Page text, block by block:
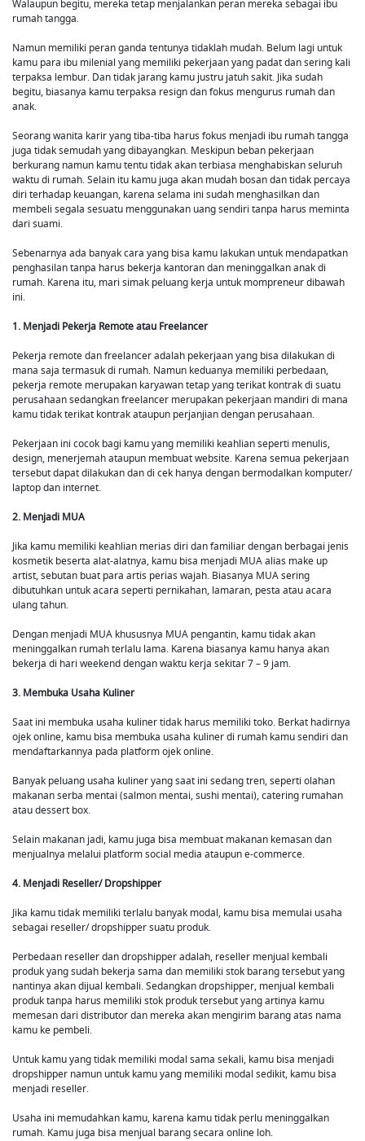
Walaupun begitu, mereka tetap menjalankan peran mereka sebagai ibu
rumah tangga.
Namun memiliki peran ganda tentunya tidaklah mudah. Belum lagi untuk
kamu para ibu milenial yang memiliki pekerjaan yang padat dan sering kali
terpaksa lembur. Dan tidak jarang kamu justru jatuh sakit. Jika sudah
begitu, biasanya kamu terpaksa resign dan fokus mengurus rumah dan
anak.
Seorang wanita karir yang tiba-tiba harus fokus menjadi ibu rumah tangga
juga tidak semudah yang dibayangkan. Meskipun beban pekerjaan
berkurang namun kamu tentu tidak akan terbiasa menghabiskan seluruh
waktu di rumah. Selain itu kamu juga akan mudah bosan dan tidak percaya
diri terhadap keuangan, karena selama ini sudah menghasilkan dan
membeli segala sesuatu menggunakan uang sendiri tanpa harus meminta
dari suami.
Sebenarnya ada banyak cara yang bisa kamu lakukan untuk mendapatkan
penghasilan tanpa harus bekerja kantoran dan meninggalkan anak di
rumah. Karena itu, mari simak peluang kerja untuk mompreneur dibawah
ini.
1. Menjadi Pekerja Remote atau Freelancer
Pekerja remote dan freelancer adalah pekerjaan yang bisa dilakukan di
mana saja termasuk di rumah. Namun keduanya memiliki perbedaan,
pekerja remote merupakan karyawan tetap yang terikat kontrak di suatu
perusahaan sedangkan freelancer merupakan pekerjaan mandiri di mana
kamu tidak terikat kontrak ataupun perjanjian dengan perusahaan.
Pekerjaan ini cocok bagi kamu yang memiliki keahlian seperti menulis,
design, menerjemah ataupun membuat website. Karena semua pekerjaan
tersebut dapat dilakukan dan di cek hanya dengan bermodalkan komputer/
laptop dan internet.
2. Menjadi MUA
Jika kamu memiliki keahlian merias diri dan familiar dengan berbagai jenis
kosmetik beserta alat-alatnya, kamu bisa menjadi MUA alias make up
artist, sebutan buat para artis perias wajah. Biasanya MUA sering
dibutuhkan untuk acara seperti pernikahan, lamaran, pesta atau acara
ulang tahun.
Dengan menjadi MUA khususnya MUA pengantin, kamu tidak akan
meninggalkan rumah terlalu lama. Karena biasanya kamu hanya akan
bekerja di hari weekend dengan waktu kerja sekitar 7 – 9 jam.
3. Membuka Usaha Kuliner
Saat ini membuka usaha kuliner tidak harus memiliki toko. Berkat hadirnya
ojek online, kamu bisa membuka usaha kuliner di rumah kamu sendiri dan
mendaftarkannya pada platform ojek online.
Banyak peluang usaha kuliner yang saat ini sedang tren, seperti olahan
makanan serba mentai (salmon mentai, sushi mentai), catering rumahan
atau dessert box.
Selain makanan jadi, kamu juga bisa membuat makanan kemasan dan
menjualnya melalui platform social media ataupun e-commerce.
4. Menjadi Reseller/ Dropshipper
Jika kamu tidak memiliki terlalu banyak modal, kamu bisa memulai usaha
sebagai reseller/ dropshipper suatu produk.
Perbedaan reseller dan dropshipper adalah, reseller menjual kembali
produk yang sudah bekerja sama dan memiliki stok barang tersebut yang
nantinya akan dijual kembali. Sedangkan dropshipper, menjual kembali
produk tanpa harus memiliki stok produk tersebut yang artinya kamu
memesan dari distributor dan mereka akan mengirim barang atas nama
kamu ke pembeli.
Untuk kamu yang tidak memiliki modal sama sekali, kamu bisa menjadi
dropshipper namun untuk kamu yang memiliki modal sedikit, kamu bisa
menjadi reseller.
Usaha ini memudahkan kamu, karena kamu tidak perlu meninggalkan
rumah. Kamu juga bisa menjual barang secara online loh.